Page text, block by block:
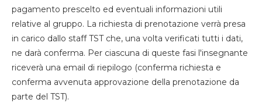
pagamento prescelto ed eventuali informazioni utili
relative al gruppo. La richiesta di prenotazione verrà presa
in carico dallo staff TST che, una volta verificati tutti i dati,
ne darà conferma. Per ciascuna di queste fasi l'insegnante
riceverà una email di riepilogo (conferma richiesta e
conferma avvenuta approvazione della prenotazione da
parte del TST).